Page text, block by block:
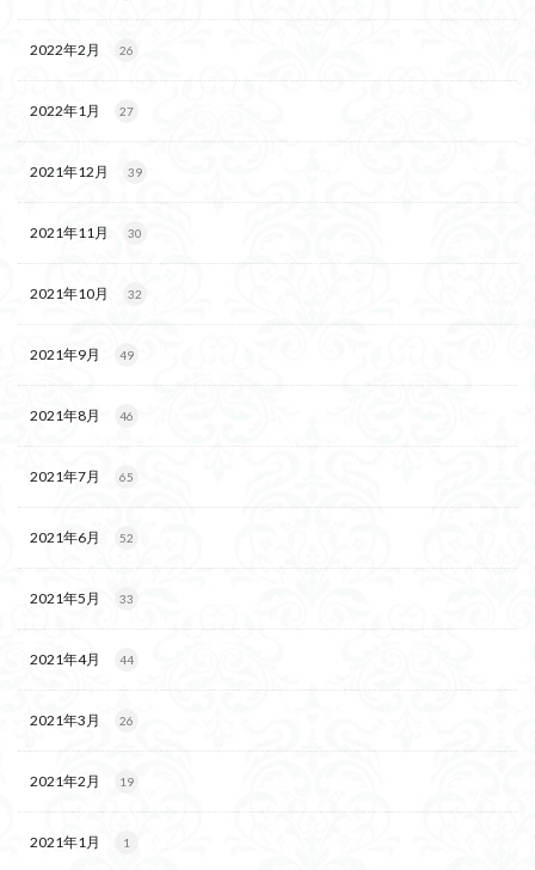
2022年2月 26
2022年1月 27
2021年12月 39
2021年11月 30
2021年10月 32
2021年9月 49
2021年8月 46
2021年7月 65
2021年6月 52
2021年5月 33
2021年4月 44
2021年3月 26
2021年2月 19
2021年1月 1